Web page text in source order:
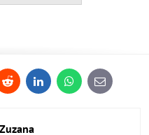
Reddit LinkedInWhatsApp
E-
mail